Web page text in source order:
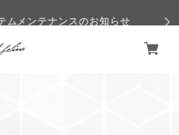
ムメンテナンスのお知らせ
ズ交換送料無料